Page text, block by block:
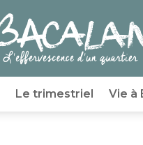
Le trimestriel Vie à